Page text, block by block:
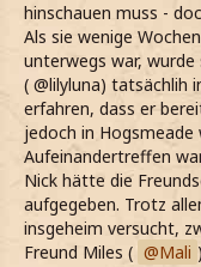
hinschauen muss -
Als sie wenige
unterwegs war,
( @lilyluna) tatsächlih
erfahren, dass er
jedoch in
Aufeinandertreffen
Nick hätte die
aufgegeben. Trotz
insgeheim versucht,
Freund Miles (
Mali